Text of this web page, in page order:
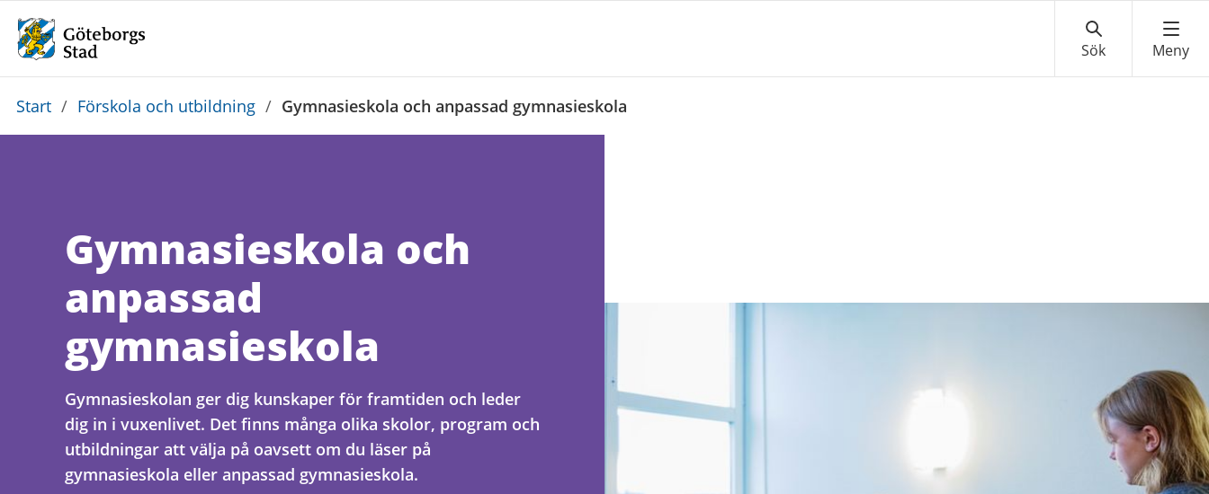
Du
är
Start / Förskola och utbildning / Gymnasieskola och anpassad gymnasieskola
Gymnasieskola och
anpassad
gymnasieskola
Gymnasieskolan ger dig kunskaper för framtiden och leder
dig in i vuxenlivet. Det finns många olika skolor, program och
utbildningar att välja på oavsett om du läser på
gymnasieskola eller anpassad gymnasieskola.